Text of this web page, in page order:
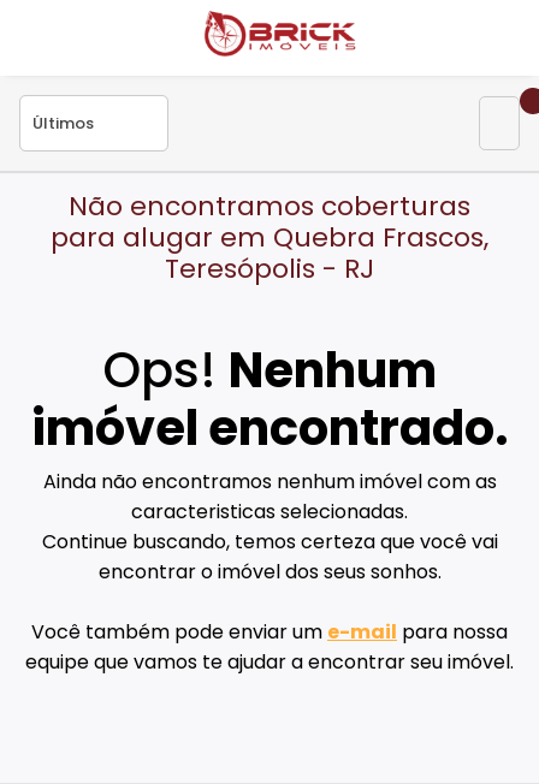
Não encontramos coberturas
para alugar em Quebra Frascos,
Teresópolis - RJ
Ops! Nenhum
imóvel encontrado.
Ainda não encontramos nenhum imóvel com as
caracteristicas selecionadas.
Continue buscando, temos certeza que você vai
encontrar o imóvel dos seus sonhos.
Você também pode enviar um e-mail para nossa
equipe que vamos te ajudar a encontrar seu imóvel.